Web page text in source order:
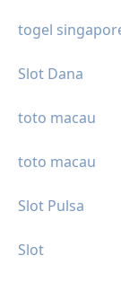
togel
Slot Dana
toto macau
toto macau
Slot Pulsa
Slot